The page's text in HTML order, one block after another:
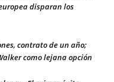
disparan los
contrato de un año;
como lejana opción